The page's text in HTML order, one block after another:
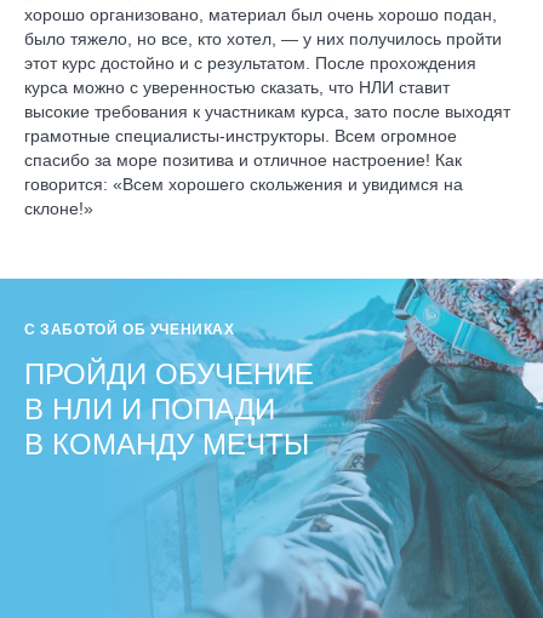
хорошо организовано, материал был очень хорошо подан,
было тяжело, но все, кто хотел, — у них получилось пройти
этот курс достойно и с результатом. После прохождения
курса можно с уверенностью сказать, что НЛИ ставит
высокие требования к участникам курса, зато после выходят
грамотные специалисты-инструкторы. Всем огромное
спасибо за море позитива и отличное настроение! Как
говорится: «Всем хорошего скольжения и увидимся на
склоне!»
С ЗАБОТОЙ ОБ УЧЕНИКАХ
ПРОЙДИ ОБУЧЕНИЕ
В НЛИ И ПОПАДИ
В КОМАНДУ МЕЧТЫ